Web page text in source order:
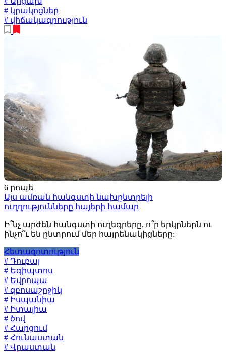
# կրակոցներ
# վիճակագրություն
6 րոպե
Այս ամռան հանգստի նախընտրելի
ուղղությունները հայերի համար
Ի՞նչ արժեն հանգստի ուղեգրերը, ո՞ր երկրներն ու
ինչո՞ւ են ընտրում մեր հայրենակիցները:
Հետազոտություն
# Դուբայ
# Եգիպտոս
# Եվրոպա
# զբոսաշրջիկ
# Իսպանիա
# Իտալիա
# ծով
# Հարցում
# Հունաստան
# Վրաստան